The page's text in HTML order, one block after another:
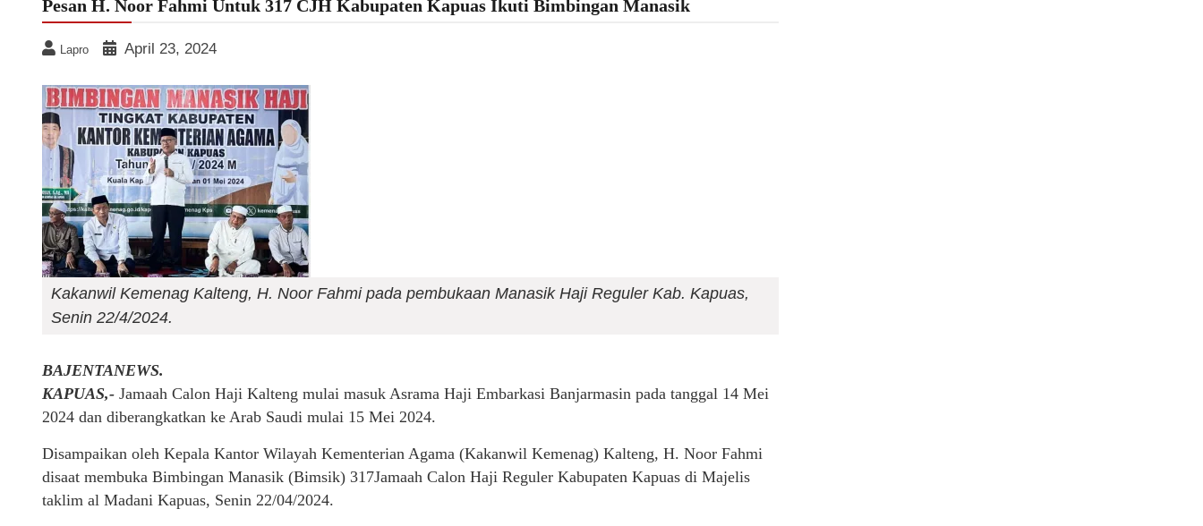
Pesan H. Noor Fahmi Untuk 317 CJH Kabupaten Kapuas Ikuti Bimbingan Manasik
Lapro April 23, 2024
Kakanwil Kemenag Kalteng, H. Noor Fahmi pada pembukaan Manasik Haji Reguler Kab. Kapuas,
Senin 22/4/2024.
BAJENTANEWS.
KAPUAS,- Jamaah Calon Haji Kalteng mulai masuk Asrama Haji Embarkasi Banjarmasin pada tanggal 14 Mei
2024 dan diberangkatkan ke Arab Saudi mulai 15 Mei 2024.
Disampaikan oleh Kepala Kantor Wilayah Kementerian Agama (Kakanwil Kemenag) Kalteng, H. Noor Fahmi
disaat membuka Bimbingan Manasik (Bimsik) 317Jamaah Calon Haji Reguler Kabupaten Kapuas di Majelis
taklim al Madani Kapuas, Senin 22/04/2024.